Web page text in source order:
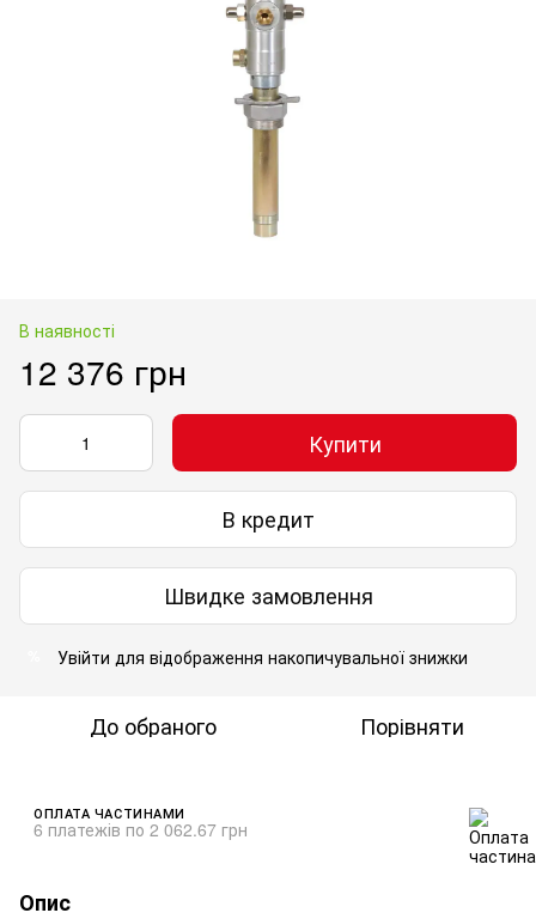
В наявності
12 376 грн
Купити
В кредит
Швидке замовлення
Увійти для відображення накопичувальної знижки
До обраного Порівняти
ОПЛАТА ЧАСТИНАМИ
6 платежів по 2 062.67 грн
Опис